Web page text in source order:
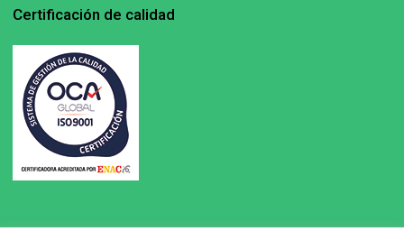
Certificación de calidad